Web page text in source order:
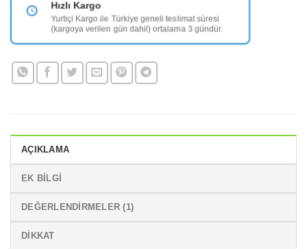
Fiyat Garantisi
Aynı kalitede daha iyi fiyat yok.
AÇIKLAMA
EK BILGI
DEĞERLENDIRMELER (1)
DİKKAT